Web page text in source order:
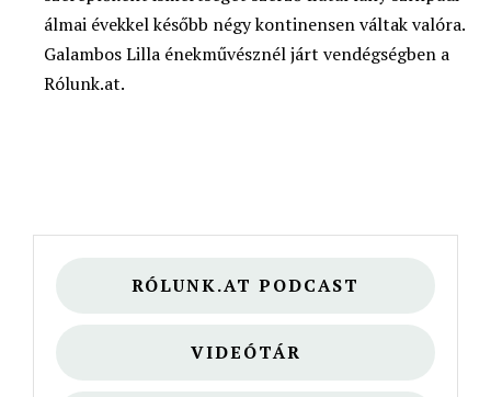
álmai évekkel később négy kontinensen váltak valóra.
Galambos Lilla énekművésznél járt vendégségben a
Rólunk.at.
RÓLUNK.AT PODCAST
VIDEÓTÁR